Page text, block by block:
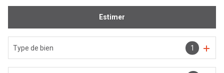
De l'immo pro
Estimer
Type de bien 1